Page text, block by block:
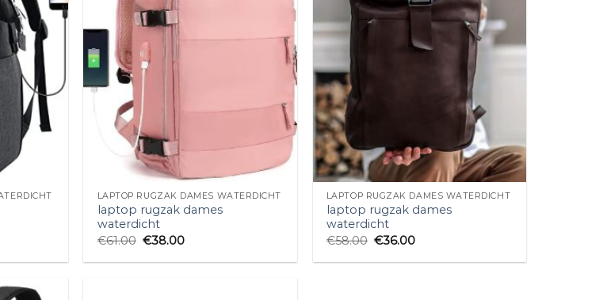
LAPTOP RUGZAK DAMES WATERDICHT
laptop rugzak dames
waterdicht
€61.00 €38.00
LAPTOP RUGZAK DAMES WATERDICHT
laptop rugzak dames
waterdicht
€58.00 €36.00